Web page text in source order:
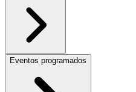
Eventos programados